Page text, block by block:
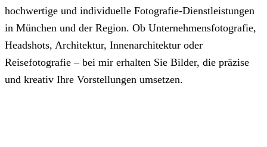
hochwertige und individuelle Fotografie-Dienstleistungen
in München und der Region. Ob Unternehmensfotografie,
Headshots, Architektur, Innenarchitektur oder
Reisefotografie – bei mir erhalten Sie Bilder, die präzise
und kreativ Ihre Vorstellungen umsetzen.